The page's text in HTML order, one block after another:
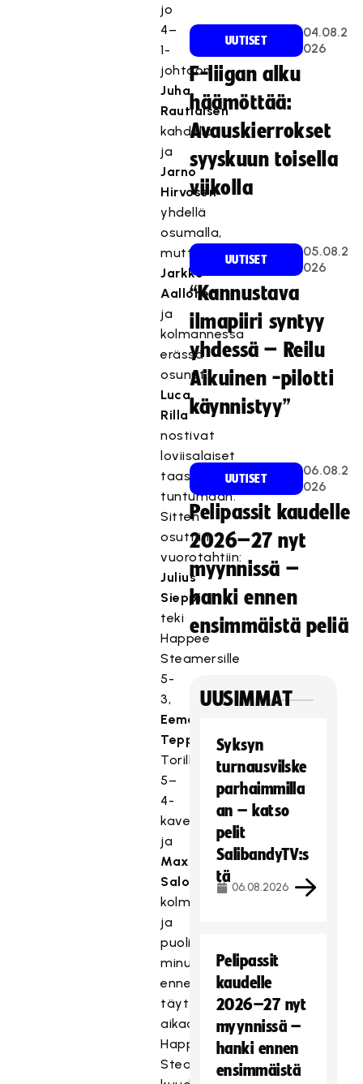
jo
4–
1-
johtoon
Juha
Rautiaisen
kahdella
ja
Jarno
Hirvosen
yhdellä
osumalla,
mutta
Jarkko
Aallonen
ja
kolmannessa
erässä
osunut
Luca
Rilla
nostivat
loviisalaiset
taas
tuntumaan.
Sitten
osuttiin
vuorotahtiin:
Julius
Sieppi
teki
Happee
Steamersille
5-
3,
Eemeli
Teppana
Torille
5–
4-
kavennuksen
ja
Max
Salonen
kolme
ja
puoli
minuuttia
ennen
täyttä
aikaa
Happee
Steamersille
UUTISET
04.08.2
026
F-liigan alku
häämöttää:
Avauskierrokset
syyskuun toisella
viikolla
UUTISET
05.08.2
026
“Kannustava
ilmapiiri syntyy
yhdessä – Reilu
Aikuinen -pilotti
käynnistyy”
UUTISET
06.08.2
026
Pelipassit kaudelle
2026–27 nyt
myynnissä –
hanki ennen
ensimmäistä peliä
UUSIMMAT
Syksyn
turnausvilske
parhaimmilla
an – katso
pelit
SalibandyTV:s
tä
06.08.2026
Pelipassit
kaudelle
2026–27 nyt
myynnissä –
hanki ennen
ensimmäistä